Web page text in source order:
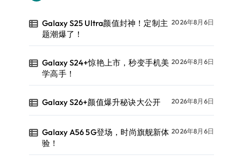
Galaxy S25 Ultra颜值封神！定制主
题潮爆了！
2026年8月6日
Galaxy S24+惊艳上市，秒变手机美
学高手！
2026年8月6日
Galaxy S26+颜值爆升秘诀大公开 2026年8月6日
Galaxy A56 5G登场，时尚旗舰新体
验！
2026年8月6日